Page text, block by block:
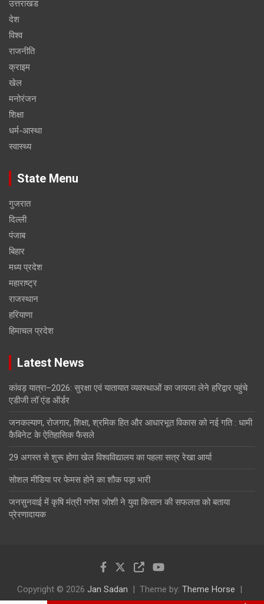
उत्तराखंड
देश
विश्व
राजनीति
क्राइम
खेल
मनोरंजन
शिक्षा
धर्म-आस्था
स्वास्थ्य
State Menu
गुजरात
दिल्ली
पंजाब
बिहार
मध्य प्रदेश
महाराष्ट्र
राजस्थान
हरियाणा
हिमाचल प्रदेश
Latest News
कांवड़ यात्रा–2026: सुरक्षा एवं यातायात व्यवस्थाओं का जायजा लेने हरिद्वार पहुंचे
एडीजी लॉ एंड ऑर्डर
जनकल्याण, रोजगार, शिक्षा, श्रमिक हित और आधारभूत विकास को नई गति : धामी
कैबिनेट के ऐतिहासिक फैसले
29 अगस्त से शुरू होगा खेल विश्वविद्यालय का पहला सत्र रेखा आर्या
सोशल मीडिया पर फेमस होने का शौक पड़ा भारी
जनसुनवाई में कृषि मंत्री गणेश जोशी ने युवा किसान की सफलता को बताया
प्रेरणादायक
Copyright © 2026 Jan Sadan Theme by: Theme Horse